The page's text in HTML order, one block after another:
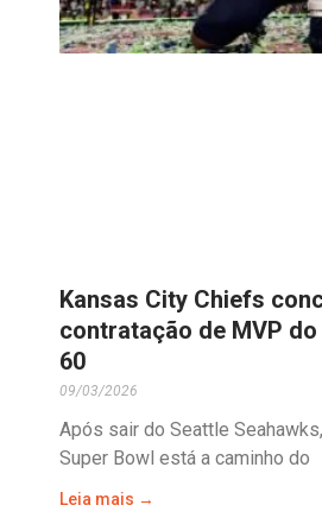
Kansas City Chiefs
contratação de MVP
60
09/03/2026
Após sair do Seattle
Super Bowl está a caminho do
Leia mais →